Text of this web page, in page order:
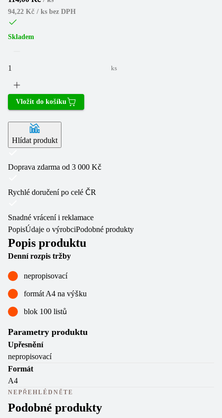
94,22 Kč / ks bez DPH
Skladem
ks
Vložit do košíku
Hlídat produkt
Doprava zdarma od 3 000 Kč
Rychlé doručení po celé ČR
Snadné vrácení i reklamace
PopisÚdaje o výrobciPodobné produkty
Popis produktu
Denní rozpis tržby
nepropisovací
formát A4 na výšku
blok 100 listů
Parametry produktu
Upřesnění
nepropisovací
Formát
A4
NEPŘEHLÉDNĚTE
Podobné produkty